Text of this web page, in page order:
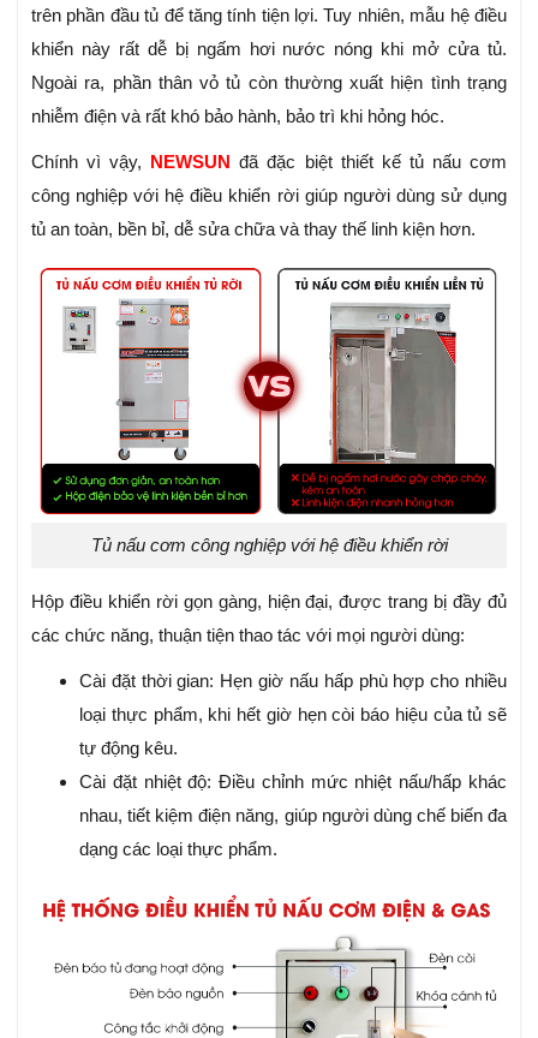
trên phần đầu tủ để tăng tính tiện lợi. Tuy nhiên, mẫu hệ điều
khiển này rất dễ bị ngấm hơi nước nóng khi mở cửa tủ.
Ngoài ra, phần thân vỏ tủ còn thường xuất hiện tình trạng
nhiễm điện và rất khó bảo hành, bảo trì khi hỏng hóc.
Chính vì vậy, NEWSUN đã đặc biệt thiết kế tủ nấu cơm
công nghiệp với hệ điều khiển rời giúp người dùng sử dụng
tủ an toàn, bền bỉ, dễ sửa chữa và thay thế linh kiện hơn.
Tủ nấu cơm công nghiệp với hệ điều khiển rời
Hộp điều khiển rời gọn gàng, hiện đại, được trang bị đầy đủ
các chức năng, thuận tiện thao tác với mọi người dùng:
Cài đặt thời gian: Hẹn giờ nấu hấp phù hợp cho nhiều
loại thực phẩm, khi hết giờ hẹn còi báo hiệu của tủ sẽ
tự động kêu.
Cài đặt nhiệt độ: Điều chỉnh mức nhiệt nấu/hấp khác
nhau, tiết kiệm điện năng, giúp người dùng chế biến đa
dạng các loại thực phẩm.